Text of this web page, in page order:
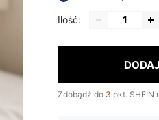
Ilość:
Zdobądź do 3 pkt.